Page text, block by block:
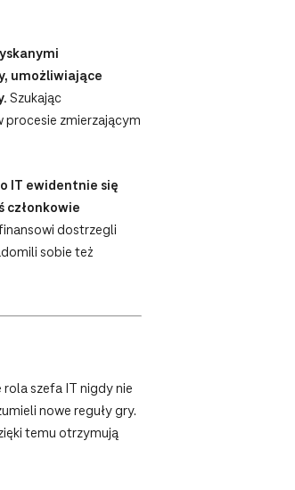
umożliwiające
Szukając
procesie zmierzającym
IT ewidentnie się
członkowie
dostrzegli
sobie też
rola szefa IT nigdy nie
nowe reguły gry.
temu otrzymują